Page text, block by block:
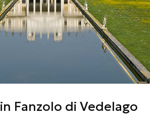
in Fanzolo di Vedelago